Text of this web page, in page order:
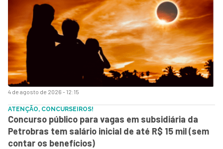
4 de agosto de 2026 - 12:15
ATENÇÃO, CONCURSEIROS!
Concurso público para vagas em subsidiária da
Petrobras tem salário inicial de até R$ 15 mil (sem
contar os benefícios)